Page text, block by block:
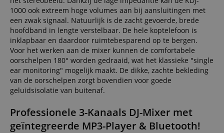
1000 ook extreem hoge volumes aan bij aansluitingen met
een zwak signaal. Natuurlijk is de zacht gevoerde, brede
hoofdband in lengte verstelbaar. De hele koptelefoon is
inklapbaar en daardoor ruimtebesparend op te bergen.
Voor het werken aan de mixer kunnen de comfortabele
oorschelpen 180° worden gedraaid, wat het klassieke "single
ear monitoring" mogelijk maakt. De dikke, zachte bekleding
van de oorschelpen zorgt bovendien voor goede
geluidsisolatie van buitenaf.
Professionele 3-Kanaals DJ-Mixer met
geïntegreerde MP3-Player & Bluetooth!